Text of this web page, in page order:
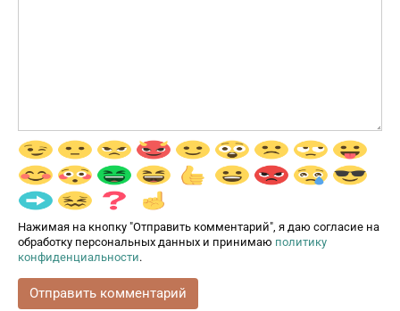
Нажимая на кнопку "Отправить комментарий", я даю согласие на
обработку персональных данных и принимаю политику
конфиденциальности.